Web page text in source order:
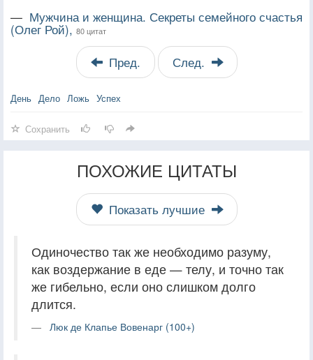
— Мужчина и женщина. Секреты семейного счастья
(Олег Рой), 80 цитат
Пред. След.
День Дело Ложь Успех
Сохранить
ПОХОЖИЕ ЦИТАТЫ
Показать лучшие
Одиночество так же необходимо разуму,
как воздержание в еде — телу, и точно так
же гибельно, если оно слишком долго
длится.
Люк де Клапье Вовенарг (100+)